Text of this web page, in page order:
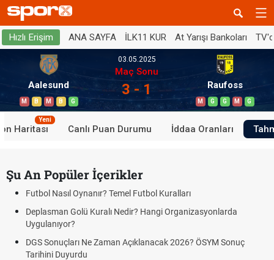
Hızlı Erişim ANA SAYFA İLK11 KUR At Yarışı Bankoları
Aalesund
M B M B G
03.05.2025
Maç Sonu
3 - 1 Raufoss
M G G M G
Haritası
Yeni
Canlı Puan Durumu İddaa Oranları
Şu An Popüler İçerikler
Futbol Nasıl Oynanır? Temel Futbol Kuralları
Deplasman Golü Kuralı Nedir? Hangi Organizasyonlarda
Uygulanıyor?
DGS Sonuçları Ne Zaman Açıklanacak 2026? ÖSYM Sonuç
Tarihini Duyurdu